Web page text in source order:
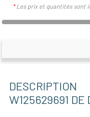
*Les prix et quantités sont
W125629691 DE